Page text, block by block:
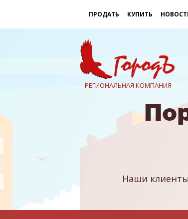
ПРОДАТЬ КУПИТЬ
РЕГИОНАЛЬНАЯ КОМПАНИЯ
Наши